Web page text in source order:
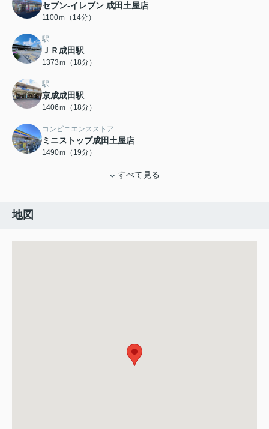
セブン-イレブン 成田土屋店
1100ｍ（14分）
駅
ＪＲ成田駅
1373ｍ（18分）
駅
京成成田駅
1406ｍ（18分）
コンビニエンスストア
ミニストップ成田土屋店
1490ｍ（19分）
すべて見る
地図